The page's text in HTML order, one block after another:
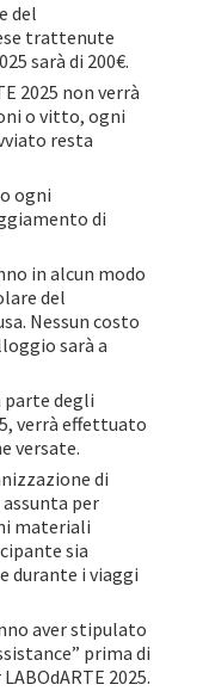
del
trattenute
sarà di 200€.
2025 non verrà
o vitto, ogni
resta
ogni
di
in alcun modo
del
Nessun costo
sarà a
parte degli
verrà effettuato
versate.
di
assunta per
materiali
sia
durante i viaggi
aver stipulato
prima di
2025.